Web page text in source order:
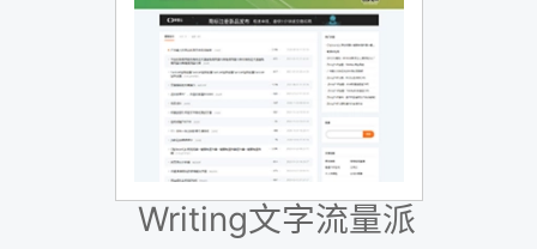
Writing文字流量派